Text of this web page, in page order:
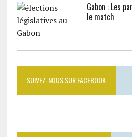
Gabon : Les
le match
SUIVEZ-NOUS SUR FACEBOOK